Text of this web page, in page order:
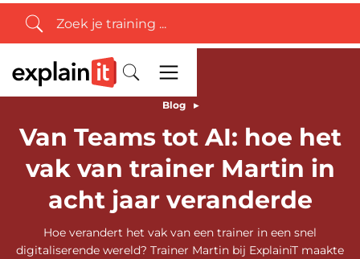
Blog ▸
Van Teams tot AI: hoe het
vak van trainer Martin in
acht jaar veranderde
Hoe verandert het vak van een trainer in een snel
digitaliserende wereld? Trainer Martin bij ExplainiT maakte